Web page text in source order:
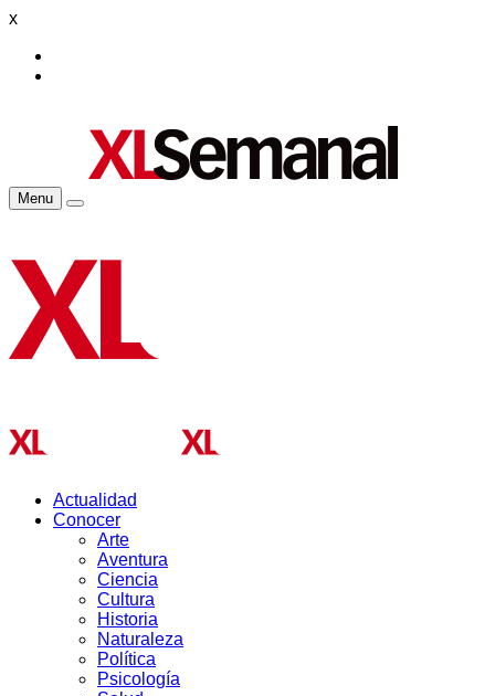
x
Menu
Actualidad
Conocer
Arte
Aventura
Ciencia
Cultura
Historia
Naturaleza
Política
Psicología